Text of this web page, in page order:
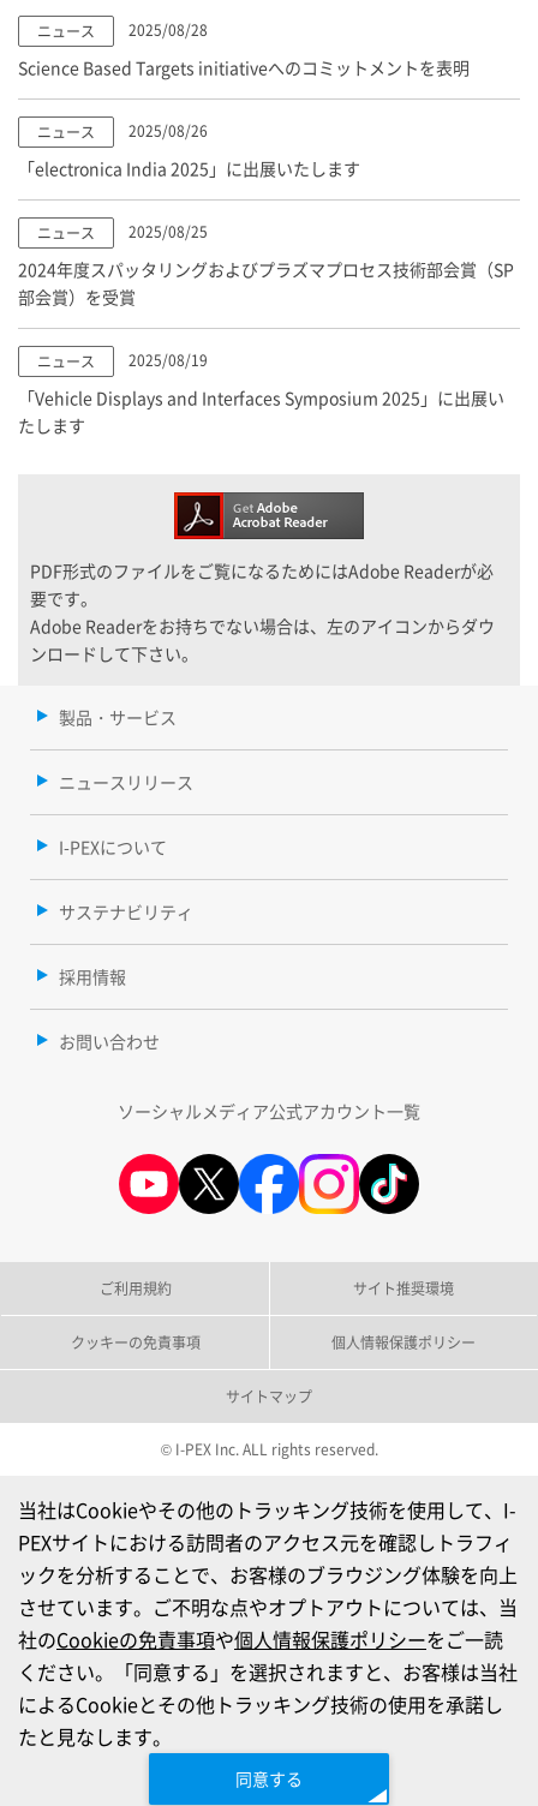
当社はCookieやその他のトラッキング技術を使用して、I-
PEXサイトにおける訪問者のアクセス元を確認しトラフィ
ックを分析することで、お客様のブラウジング体験を向上
させています。ご不明な点やオプトアウトについては、当
社のCookieの免責事項や個人情報保護ポリシーをご一読
ください。「同意する」を選択されますと、お客様は当社
によるCookieとその他トラッキング技術の使用を承諾し
たと見なします。
同意する
ニュース 2025/08/28
Science Based Targets initiativeへのコミットメントを表明
ニュース 2025/08/26
「electronica India 2025」に出展いたします
ニュース 2025/08/25
2024年度スパッタリングおよびプラズマプロセス技術部会賞（SP
部会賞）を受賞
ニュース 2025/08/19
「Vehicle Displays and Interfaces Symposium 2025」に出展い
たします
PDF形式のファイルをご覧になるためにはAdobe Readerが必
要です。
Adobe Readerをお持ちでない場合は、左のアイコンからダウ
ンロードして下さい。
製品・サービス
ニュースリリース
I-PEXについて
サステナビリティ
採用情報
お問い合わせ
ソーシャルメディア公式アカウント一覧
ご利用規約 サイト推奨環境
クッキーの免責事項 個人情報保護ポリシー
サイトマップ
© I-PEX Inc. ALL rights reserved.